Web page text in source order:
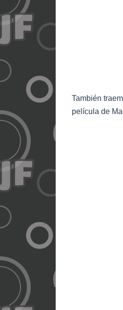
También
película de